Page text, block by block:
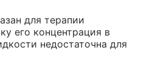
для терапии
его концентрация в
недостаточна для